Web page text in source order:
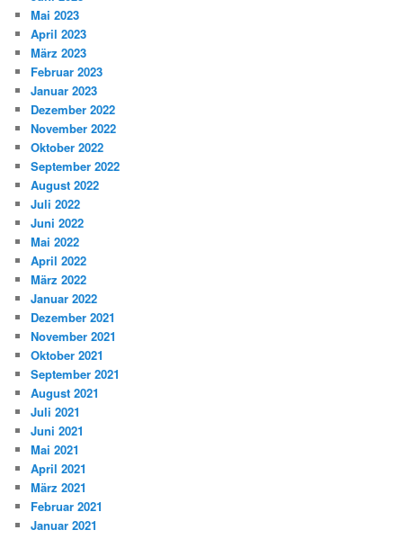
Mai 2023
April 2023
März 2023
Februar 2023
Januar 2023
Dezember 2022
November 2022
Oktober 2022
September 2022
August 2022
Juli 2022
Juni 2022
Mai 2022
April 2022
März 2022
Januar 2022
Dezember 2021
November 2021
Oktober 2021
September 2021
August 2021
Juli 2021
Juni 2021
Mai 2021
April 2021
März 2021
Februar 2021
Januar 2021